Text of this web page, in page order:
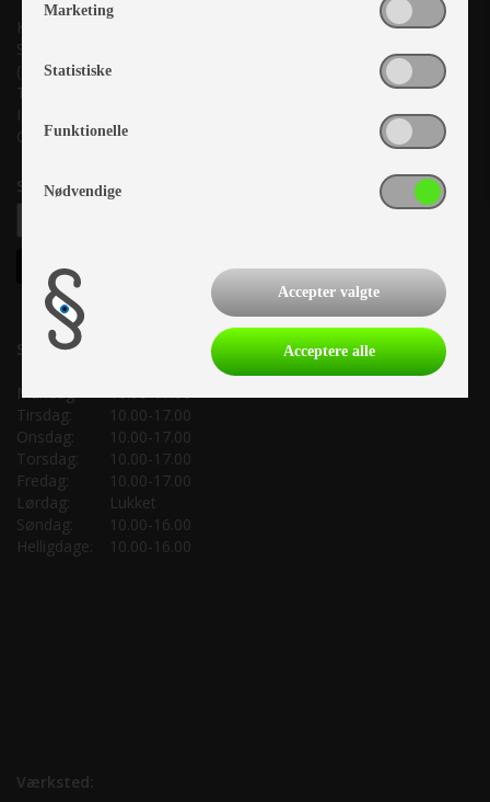
Kronjyllands Camping Center A/S
Suderholmen 10, 8960 Randers SØ
(Lige ud til Grenåvej)
Tlf. +45 87 10 98 70
Info@as-kcc.dk
CVR: 33 38 77 33
Samtykke til nyhedsbrev
Salgsafdeling:
Mandag:
Tirsdag:
10.00-17.00
Onsdag:
10.00-17.00
Torsdag:
10.00-17.00
Fredag:
10.00-17.00
Lørdag:
Lukket
Søndag:
10.00-16.00
Helligdage:
10.00-16.00
Værksted:
Marketing
Statistiske
Funktionelle
Nødvendige
Accepter valgte
Acceptere alle